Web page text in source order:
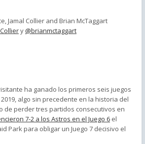
Jamal Collier and Brian McTaggart
y@brianmctaggart
ha ganado los primeros seis juegos
algo sin precedente en la historia del
de perder tres partidos consecutivos en
7-2 a los Astros en el Juego 6 el
Park para obligar un Juego 7 decisivo el